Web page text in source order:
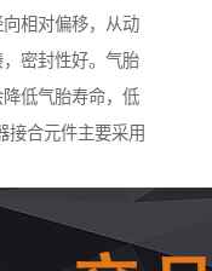
相对偏移，从动
密封性好。气胎
低气胎寿命，低
合元件主要采用